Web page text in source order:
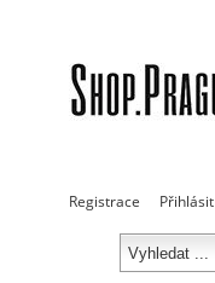
Registrace Přihlásit